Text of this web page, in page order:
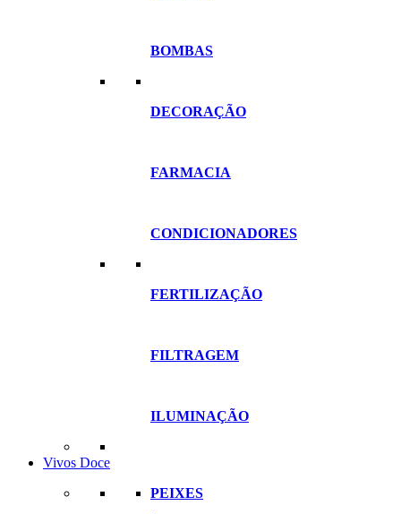
BOMBAS
DECORAÇÃO
FARMACIA
CONDICIONADORES
FERTILIZAÇÃO
FILTRAGEM
ILUMINAÇÃO
Vivos Doce
PEIXES